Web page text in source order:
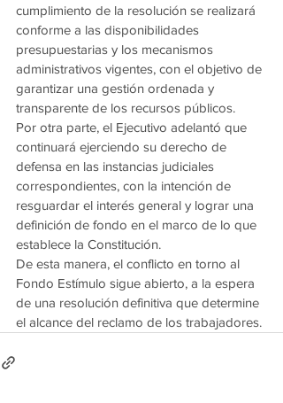
cumplimiento de la resolución se realizará
conforme a las disponibilidades
presupuestarias y los mecanismos
administrativos vigentes, con el objetivo de
garantizar una gestión ordenada y
transparente de los recursos públicos.
Por otra parte, el Ejecutivo adelantó que
continuará ejerciendo su derecho de
defensa en las instancias judiciales
correspondientes, con la intención de
resguardar el interés general y lograr una
definición de fondo en el marco de lo que
establece la Constitución.
De esta manera, el conflicto en torno al
Fondo Estímulo sigue abierto, a la espera
de una resolución definitiva que determine
el alcance del reclamo de los trabajadores.